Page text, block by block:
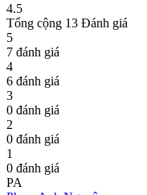
4.5
Tổng cộng 13 Đánh giá
5
7 đánh giá
4
6 đánh giá
3
0 đánh giá
2
0 đánh giá
1
0 đánh giá
PA